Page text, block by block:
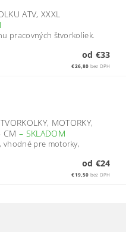
ATV, XXXL
pracovných štvorkoliek.
od €33
€26,80 bez DPH
MOTORKY,
CM– SKLADOM
vhodné pre motorky,
od €24
€19,50 bez DPH